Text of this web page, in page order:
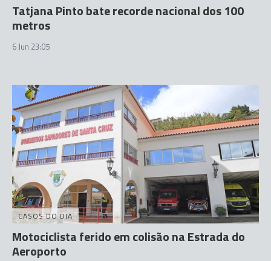
Tatjana Pinto bate recorde nacional dos 100
metros
6 Jun 23:05
CASOS DO DIA
Motociclista ferido em colisão na Estrada do
Aeroporto